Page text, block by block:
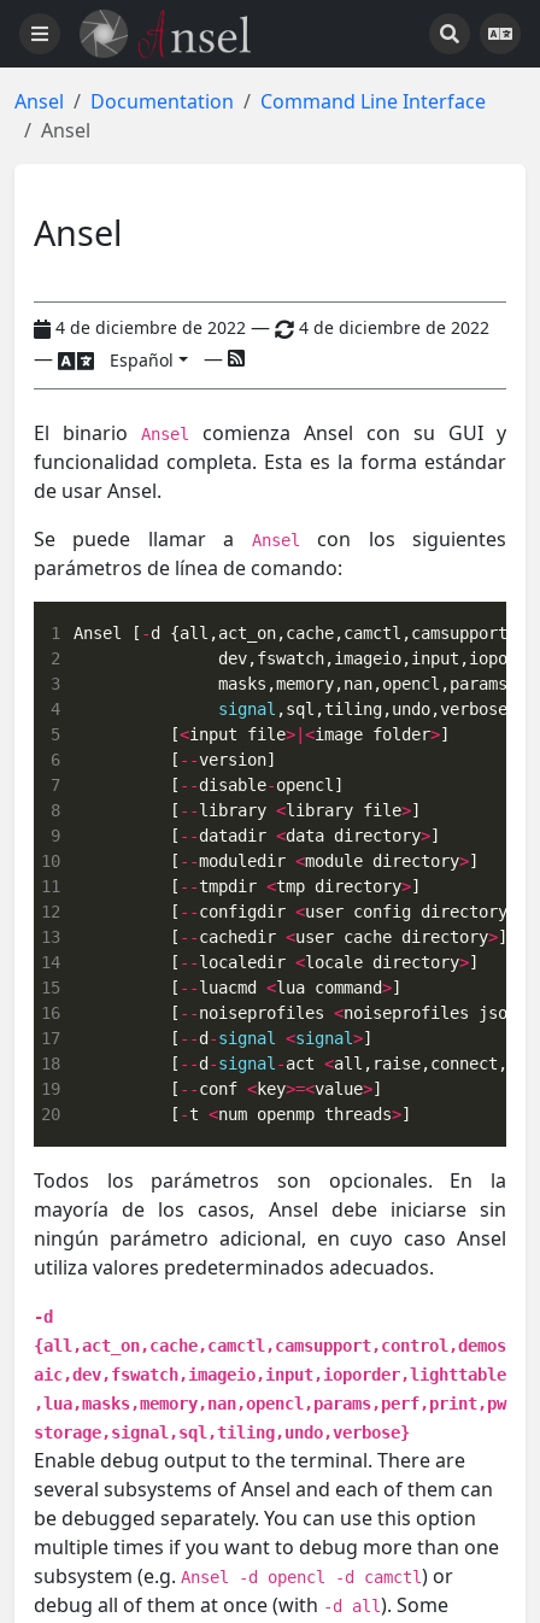
Ansel Documentation
Command Line Interface
Ansel
Ansel
4 de diciembre de 2022 — 4 de diciembre de 2022
— Español —
El binario Ansel
comienza Ansel con su GUI y
funcionalidad completa. Esta es la forma estándar
de usar Ansel.
Se puede llamar a
Ansel
con los siguientes
parámetros de línea de comando:
1 Ansel [ -
2
3
4
signal
5
          [
<input file>|<image folder>
6
          [
--
7
          [
--disable-
8
          [
--library <library file>
9
          [
--datadir <data directory>
10
          [
--moduledir <module directory>
11
          [
--tmpdir <tmp directory>
12
          [
--configdir <user config directory
13
          [
--cachedir <user cache directory>
14
          [
--localedir <locale directory>
15
          [
--luacmd <lua command>
16
          [
--noiseprofiles <noiseprofiles json
17
          [
--d -signal <signal>
18
          [
--d -signal -act <
19
          [
--conf <key>=<value>
20
          [
-t <num openmp threads>]
Todos los parámetros son opcionales. En la
mayoría de los casos, Ansel debe iniciarse sin
ningún parámetro adicional, en cuyo caso Ansel
utiliza valores predeterminados adecuados.
-d
{all,act_on,cache,camctl,camsupport,control,demos
aic,dev,fswatch,imageio,input,ioporder,lighttable
,lua,masks,memory,nan,opencl,params,perf,print,pw
storage,signal,sql,tiling,undo,verbose}
Enable debug output to the terminal. There are
several subsystems of Ansel and each of them can
be debugged separately. You can use this option
multiple times if you want to debug more than one
subsystem (e.g. Ansel -d opencl -d camctl) or
debug all of them at once (with -d all). Some